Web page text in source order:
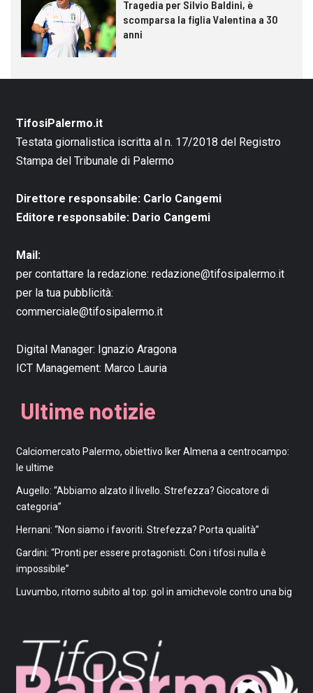
Tragedia per Silvio Baldini, è
scomparsa la figlia Valentina a 30
anni
TifosiPalermo.it
Testata giornalistica iscritta al n. 17/2018 del Registro
Stampa del Tribunale di Palermo
Direttore responsabile: Carlo Cangemi
Editore responsabile: Dario Cangemi
Mail:
per contattare la redazione: redazione@tifosipalermo.it
per la tua pubblicità:
commerciale@tifosipalermo.it
Digital Manager: Ignazio Aragona
ICT Management: Marco Lauria
Ultime notizie
Calciomercato Palermo, obiettivo Iker Almena a centrocampo:
le ultime
Augello: “Abbiamo alzato il livello. Strefezza? Giocatore di
categoria”
Hernani: “Non siamo i favoriti. Strefezza? Porta qualità”
Gardini: “Pronti per essere protagonisti. Con i tifosi nulla è
impossibile”
Luvumbo, ritorno subito al top: gol in amichevole contro una big